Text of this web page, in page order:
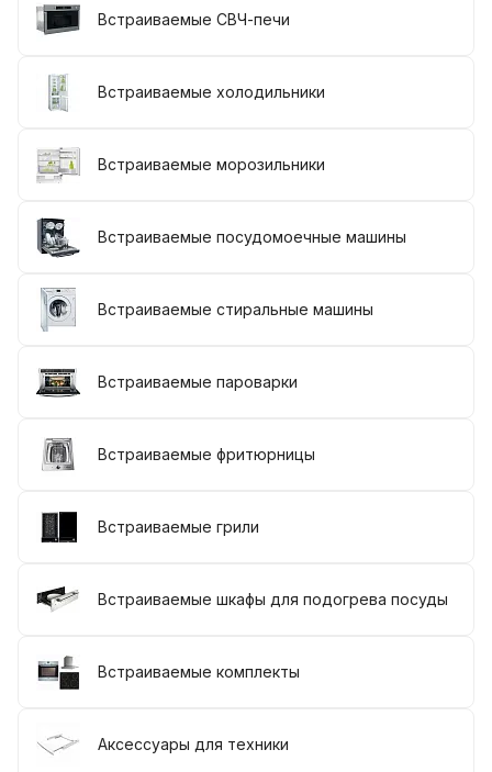
Встраиваемые СВЧ-печи
Встраиваемые холодильники
Встраиваемые морозильники
Встраиваемые посудомоечные машины
Встраиваемые стиральные машины
Встраиваемые пароварки
Встраиваемые фритюрницы
Встраиваемые грили
Встраиваемые шкафы для подогрева посуды
Встраиваемые комплекты
Аксессуары для техники